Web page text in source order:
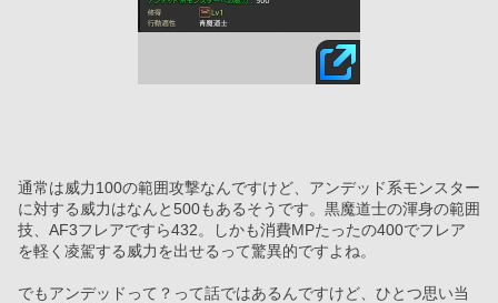
通常は威力100の範囲攻撃なんですけど、アンデッド系モンスター
に対する威力はなんと500もあるそうです。黒魔道士の渾身の範囲
技、AF3フレアですら432。しかも消費MPたったの400でフレア
を軽く凌駕する威力を出せるって驚異的ですよね。
でもアンデッドって？って話ではあるんですけど、ひとつ思い当